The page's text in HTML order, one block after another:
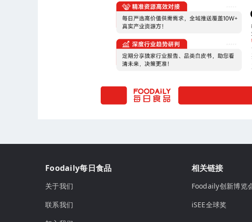
Foodaily每日食品
关于我们
联系我们
相关链接
Foodaily创新博览
iSEE全球奖